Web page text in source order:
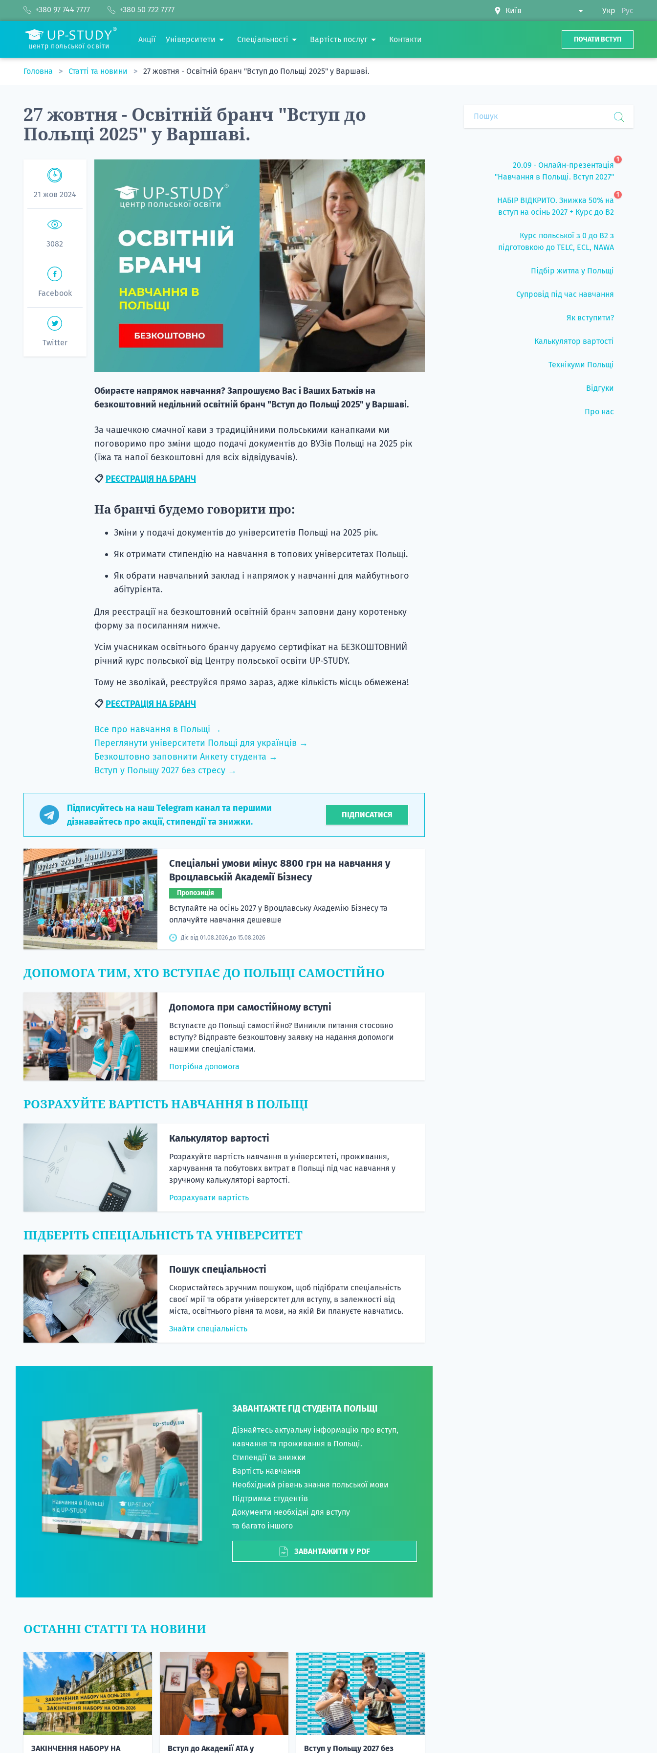
+380 97 744 7777 +380 50 722 7777 Укр Рус
центр польської освіти
Акції Університети Спеціальності Вартість послуг Контакти ПОЧАТИ ВСТУП
Головна Статті та новини 27 жовтня - Освітній бранч "Вступ до Польщі 2025" у Варшаві.
27 жовтня - Освітній бранч "Вступ до
Польщі 2025" у Варшаві.
21 жов 2024
3082
Facebook
Twitter
Обираєте напрямок навчання? Запрошуємо Вас і Ваших Батьків на
безкоштовний недільний освітній бранч "Вступ до Польщі 2025" у Варшаві.
За чашечкою смачної кави з традиційними польськими канапками ми
поговоримо про зміни щодо подачі документів до ВУЗів Польщі на 2025 рік
(їжа та напої безкоштовні для всіх відвідувачів).
📋 РЕЄСТРАЦІЯ НА БРАНЧ
На бранчі будемо говорити про:
Зміни у подачі документів до університетів Польщі на 2025 рік.
Як отримати стипендію на навчання в топових університетах Польщі.
Як обрати навчальний заклад і напрямок у навчанні для майбутнього
абітурієнта.
Для реєстрації на безкоштовний освітній бранч заповни дану коротеньку
форму за посиланням нижче.
Усім учасникам освітнього бранчу даруємо сертифікат на БЕЗКОШТОВНИЙ
річний курс польської від Центру польської освіти UP-STUDY.
Тому не зволікай, реєструйся прямо зараз, адже кількість місць обмежена!
📋 РЕЄСТРАЦІЯ НА БРАНЧ
Все про навчання в Польщі →
Переглянути університети Польщі для українців →
Безкоштовно заповнити Анкету студента →
Вступ у Польщу 2027 без стресу →
Підписуйтесь на наш Telegram канал та першими
дізнавайтесь про акції, стипендії та знижки.
ПІДПИСАТИСЯ
Спеціальні умови мінус 8800 грн на навчання у
Вроцлавській Академії Бізнесу
Пропозиція
Вступайте на осінь 2027 у Вроцлавську Академію Бізнесу та
оплачуйте навчання дешевше
Діє від 01.08.2026 до 15.08.2026
ДОПОМОГА ТИМ, ХТО ВСТУПАЄ ДО ПОЛЬЩІ САМОСТІЙНО
Допомога при самостійному вступі
Вступаєте до Польщі самостійно? Виникли питання стосовно
вступу? Відправте безкоштовну заявку на надання допомоги
нашими спеціалістами.
Потрібна допомога
РОЗРАХУЙТЕ ВАРТІСТЬ НАВЧАННЯ В ПОЛЬЩІ
Калькулятор вартості
Розрахуйте вартість навчання в університеті, проживання,
харчування та побутових витрат в Польщі під час навчання у
зручному калькуляторі вартості.
Розрахувати вартість
ПІДБЕРІТЬ СПЕЦІАЛЬНІСТЬ ТА УНІВЕРСИТЕТ
Пошук спеціальності
Скористайтесь зручним пошуком, щоб підібрати спеціальність
своєї мрії та обрати університет для вступу, в залежності від
міста, освітнього рівня та мови, на якій Ви плануєте навчатись.
Знайти спеціальність
ЗАВАНТАЖТЕ ГІД СТУДЕНТА ПОЛЬЩІ
Дізнайтесь актуальну інформацію про вступ,
навчання та проживання в Польщі.
Стипендії та знижки
Вартість навчання
Необхідний рівень знання польської мови
Підтримка студентів
Документи необхідні для вступу
та багато іншого
ЗАВАНТАЖИТИ У PDF
ОСТАННІ СТАТТІ ТА НОВИНИ
ЗАКІНЧЕННЯ НАБОРУ НА Вступ до Академії ATA у Вступ у Польщу 2027 без
20.09 - Онлайн-презентація
"Навчання в Польщі. Вступ 2027"
1
НАБІР ВІДКРИТО. Знижка 50% на
вступ на осінь 2027 + Курс до B2
1
Курс польської з 0 до B2 з
підготовкою до TELC, ECL, NAWA
Підбір житла у Польщі
Супровід під час навчання
Як вступити?
Калькулятор вартості
Технікуми Польщі
Відгуки
Про нас